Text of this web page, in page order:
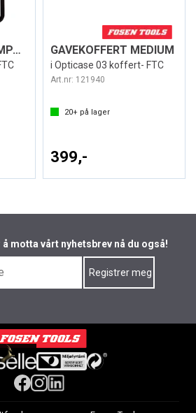
GAVEKOFFERT KOMPAKT GAVEKOFFERT MEDIUM
i Opticase 03 koffert- FTC
Art.nr: 121940
20+ på lager
399,-
motta vårt nyhetsbrev nå du også!